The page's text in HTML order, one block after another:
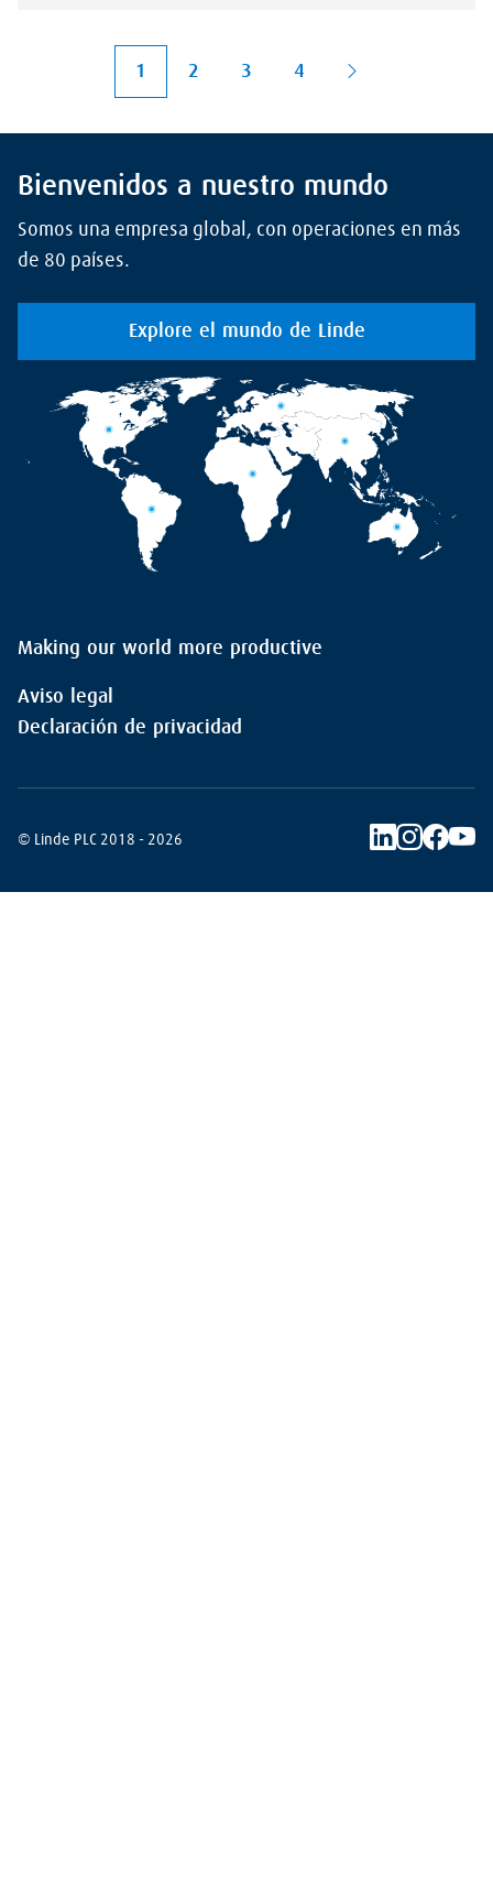
1 2 3 4
Bienvenidos a nuestro mundo
Somos una empresa global, con operaciones en más
de 80 países.
Explore el mundo de Linde
Making our world more productive
Aviso legal
Declaración de privacidad
© Linde PLC 2018 - 2026